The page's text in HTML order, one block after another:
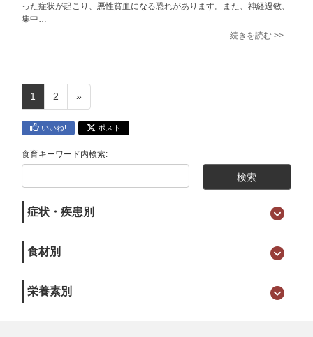
った症状が起こり、悪性貧血になる恐れがあります。また、神経過敏、
集中…
続きを読む >>
1 2 »
いいね! ポスト
食育キーワード内検索:
症状・疾患別
食材別
栄養素別